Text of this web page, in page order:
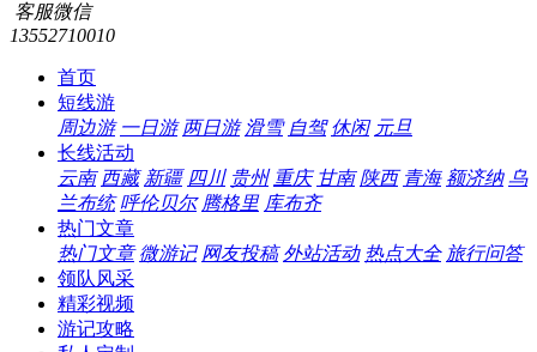
客服微信
13552710010
首页
短线游
周边游 一日游 两日游 滑雪 自驾 休闲 元旦
长线活动
云南 西藏 新疆 四川 贵州 重庆 甘南 陕西 青海 额济纳 乌
兰布统 呼伦贝尔 腾格里 库布齐
热门文章
热门文章 微游记 网友投稿 外站活动 热点大全 旅行问答
领队风采
精彩视频
游记攻略